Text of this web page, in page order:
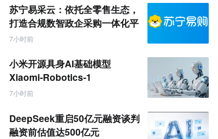
未
来
零
售
跨
境
商
产
业
互
联
网
苏宁易采云：依托全零售生态，
打造合规数智政企采购一体化平
台
7小时前
小米开源具身AI基础模型
Xiaomi-Robotics-1
7小时前
DeepSeek重启50亿元融资谈判
融资前估值达500亿元